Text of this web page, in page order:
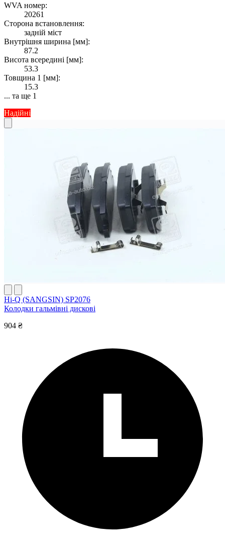
WVA номер:
20261
Сторона встановлення:
задній міст
Внутрішня ширина [мм]:
87.2
Висота всередині [мм]:
53.3
Товщина 1 [мм]:
15.3
... та ще 1
Надійні
Hi-Q (SANGSIN) SP2076
Колодки гальмівні дискові
904 ₴